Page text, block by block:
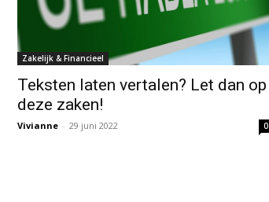
Zakelijk & Financieel
Teksten laten vertalen? Let dan op
deze zaken!
Vivianne - 29 juni 2022 0